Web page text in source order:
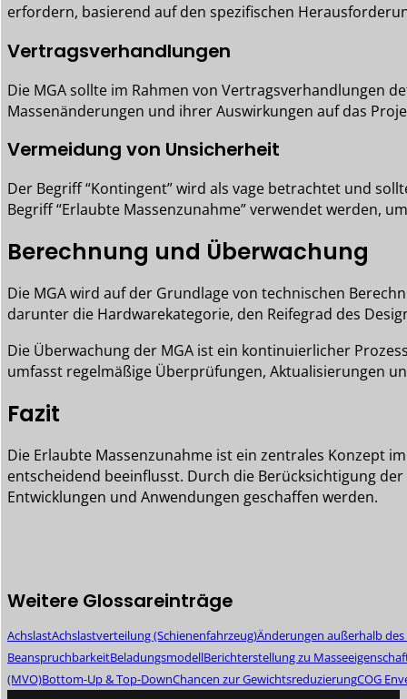
erfordern, basierend auf den spezifischen
Vertragsverhandlungen
Die MGA sollte im Rahmen von Vertragsverhandlungen
Massenänderungen und ihrer Auswirkungen auf das
Vermeidung von Unsicherheit
Der Begriff “Kontingent” wird als vage betrachtet und
Begriff “Erlaubte Massenzunahme” verwendet werden,
Berechnung und Überwachung
Die MGA wird auf der Grundlage von technischen
darunter die Hardwarekategorie, den Reifegrad des
Die Überwachung der MGA ist ein kontinuierlicher
umfasst regelmäßige Überprüfungen, Aktualisierungen
Fazit
Die Erlaubte Massenzunahme ist ein zentrales Konzept
entscheidend beeinflusst. Durch die Berücksichtigung
Entwicklungen und Anwendungen geschaffen werden.
Weitere Glossareinträge
AchslastAchslastverteilung (Schienenfahrzeug)Änderungen außerhalb
BeanspruchbarkeitBeladungsmodellBerichterstellung zu
(MVO)Bottom-Up & Top-DownChancen zur GewichtsreduzierungCOG